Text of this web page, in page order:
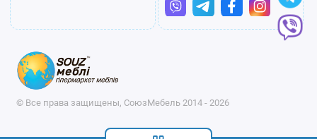
© Все права защищены, СоюзМебель 2014 - 2026